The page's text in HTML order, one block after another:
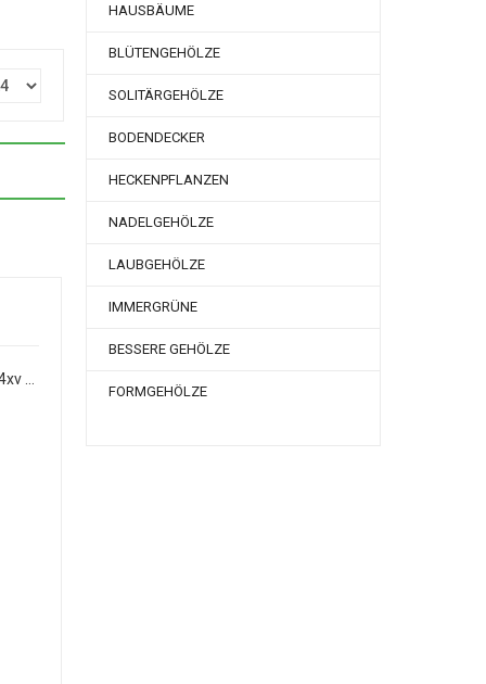
HAUSBÄUME
BLÜTENGEHÖLZE
SOLITÄRGEHÖLZE
BODENDECKER
HECKENPFLANZEN
NADELGEHÖLZE
LAUBGEHÖLZE
IMMERGRÜNE
BESSERE GEHÖLZE
FORMGEHÖLZE